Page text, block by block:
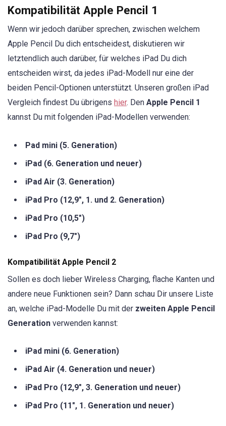
Kompatibilität Apple Pencil 1
Wenn wir jedoch darüber sprechen, zwischen welchem ​​
Apple Pencil Du dich entscheidest, diskutieren wir
letztendlich auch darüber, für welches iPad Du dich
entscheiden wirst, da jedes iPad-Modell nur eine der
beiden Pencil-Optionen unterstützt. Unseren großen iPad
Vergleich findest Du übrigens hier. Den Apple Pencil 1
kannst Du mit folgenden iPad-Modellen verwenden:
Pad mini (5. Generation)
iPad (6. Generation und neuer)
iPad Air (3. Generation)
iPad Pro (12,9″, 1. und 2. Generation)
iPad Pro (10,5″)
iPad Pro (9,7″)
Kompatibilität Apple Pencil 2
Sollen es doch lieber Wireless Charging, flache Kanten und
andere neue Funktionen sein? Dann schau Dir unsere Liste
an, welche iPad-Modelle Du mit der zweiten Apple Pencil
Generation verwenden kannst:
iPad mini (6. Generation)
iPad Air (4. Generation und neuer)
iPad Pro (12,9″, 3. Generation und neuer)
iPad Pro (11″, 1. Generation und neuer)